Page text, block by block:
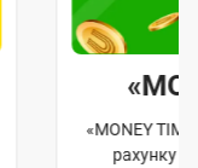
«MONEY
рахунку